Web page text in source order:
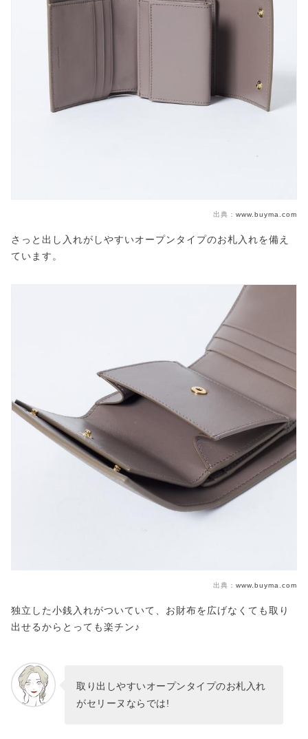
出典： www.buyma.com
さっと出し入れがしやすいオープンタイプのお札入れを備え
ています。
出典： www.buyma.com
独立した小銭入れがついていて、お財布を広げなくても取り
出せるからとっても楽チン♪
取り出しやすいオープンタイプのお札入れ
がセリーヌならでは!